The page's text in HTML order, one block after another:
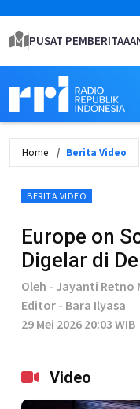
PUSAT
Home Berita Video
BERITA VIDEO
Europe on
Digelar di
Oleh - Jayanti Retno
Editor - Bara Ilyasa
29 Mei 2026 20:03 WIB
Video